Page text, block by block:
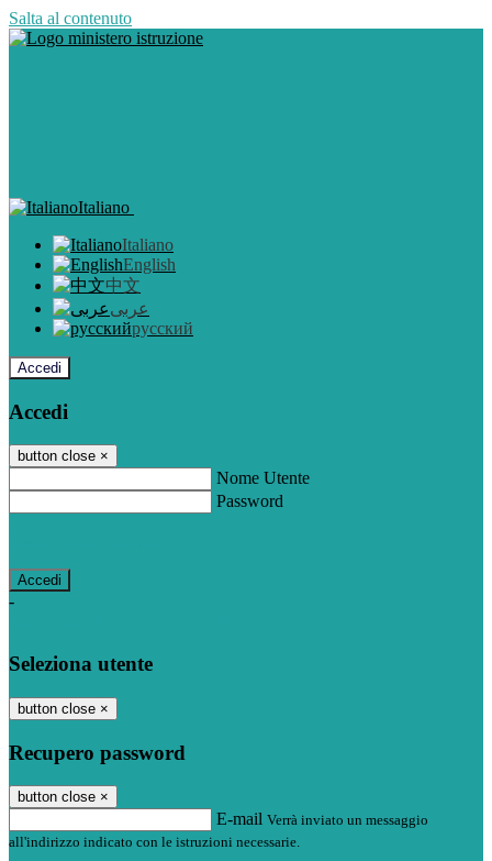
Salta al contenuto
Italiano
Italiano
English
中文
عربى
русский
Accedi
Accedi
button close ×
Nome Utente
Password
-
Seleziona utente
button close ×
Recupero password
button close ×
E-mail Verrà inviato un messaggio
all'indirizzo indicato con le istruzioni necessarie.